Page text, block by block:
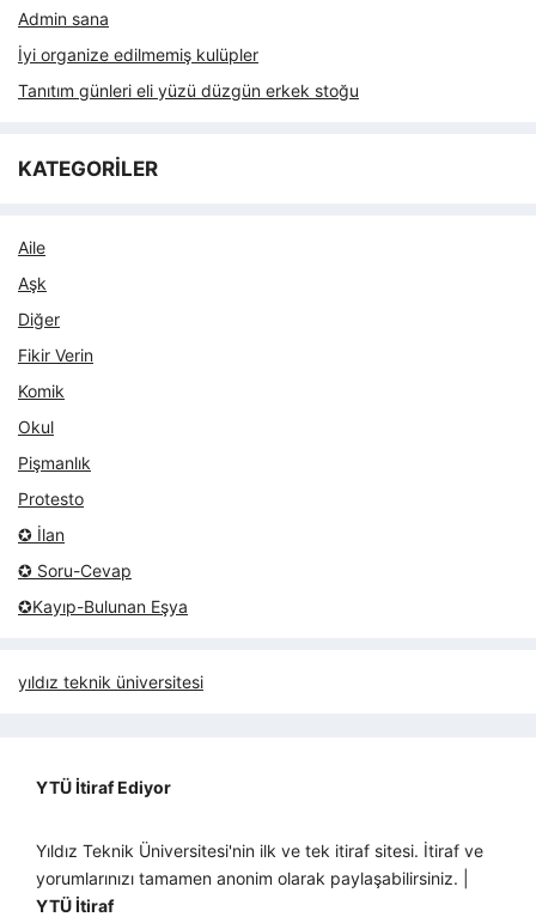
Admin sana
İyi organize edilmemiş kulüpler
Tanıtım günleri eli yüzü düzgün erkek stoğu
KATEGORİLER
Aile
Aşk
Diğer
Fikir Verin
Komik
Okul
Pişmanlık
Protesto
✪ İlan
✪ Soru-Cevap
✪Kayıp-Bulunan Eşya
yıldız teknik üniversitesi
YTÜ İtiraf Ediyor
Yıldız Teknik Üniversitesi'nin ilk ve tek itiraf sitesi. İtiraf ve
yorumlarınızı tamamen anonim olarak paylaşabilirsiniz. |
YTÜ İtiraf